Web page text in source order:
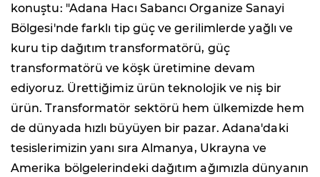
konuştu: "Adana Hacı Sabancı Organize Sanayi
Bölgesi'nde farklı tip güç ve gerilimlerde yağlı ve
kuru tip dağıtım transformatörü, güç
transformatörü ve köşk üretimine devam
ediyoruz. Ürettiğimiz ürün teknolojik ve niş bir
ürün. Transformatör sektörü hem ülkemizde hem
de dünyada hızlı büyüyen bir pazar. Adana'daki
tesislerimizin yanı sıra Almanya, Ukrayna ve
Amerika bölgelerindeki dağıtım ağımızla dünyanın